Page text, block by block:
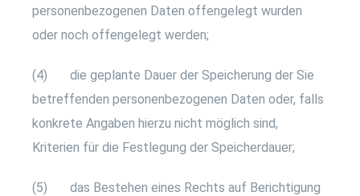
personenbezogenen Daten offengelegt wurden
oder noch offengelegt werden;
(4) die geplante Dauer der Speicherung der Sie
betreffenden personenbezogenen Daten oder, falls
konkrete Angaben hierzu nicht möglich sind,
Kriterien für die Festlegung der Speicherdauer;
(5) das Bestehen eines Rechts auf Berichtigung